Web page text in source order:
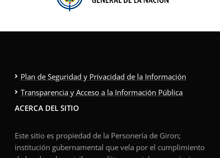
Plan de Seguridad y Privacidad de la Información
Transparencia y Acceso a la Información Pública
ACERCA DEL SITIO
Este sitio es propiedad de la Personería de Giron;
institución gubernamental que vela por el cumplimiento